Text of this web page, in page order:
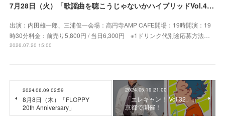
7月28日（火）「歌謡曲を聴こうじゃないかハイブリッドVol.41」
出演：内田雄一郎、三浦俊一会場：高円寺AMP CAFE開場：19時開演：19
時30分料金：前売り5,800円 / 当日6,300円 ※1ドリンク代別途応募方法…
2026.07.20 15:00
2024.06.09 02:59
8月8日（木）「FLOPPY
20th Anniversary」
2024.05.19 21:00
「エレキャン！ Vol.32」、
京都で開催！